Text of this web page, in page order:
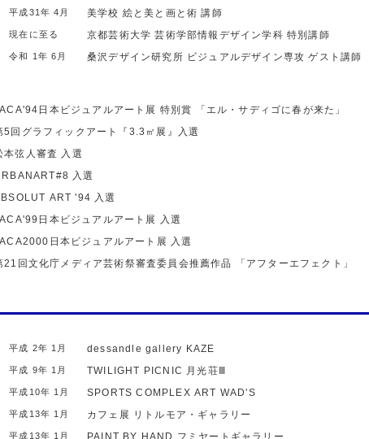
平成31年 4月 美学校 絵と美と画と術講師
現在に至る 京都芸術大学芸術学部情報デザイン学科特別講師
令和 1年 6月 桑沢デザイン研究所 ビジュアルデザイン専攻ゲスト講師
日本ビジュアルアート展 特別賞 「エル・サディゴに春が来た」
5回グラフィックアート『3.3㎡展』入選
本弦人審査 入選
入選
ART '94 入選
日本ビジュアルアート展 入選
日本ビジュアルアート展 入選
21回文化庁メディア芸術祭審査委員会推薦作品 「アフターエフェクト」
平成 2年 1月 dessandle gallery KAZE
平成 9年 1月 TWILIGHT PICNIC 月光荘Ⅲ
平成10年 1月 SPORTS COMPLEX ART WAD'S
平成13年 1月 カフェ展 リトルモア・ギャラリー
平成13年 1月 PAINT BY HAND フミヤートギャラリー